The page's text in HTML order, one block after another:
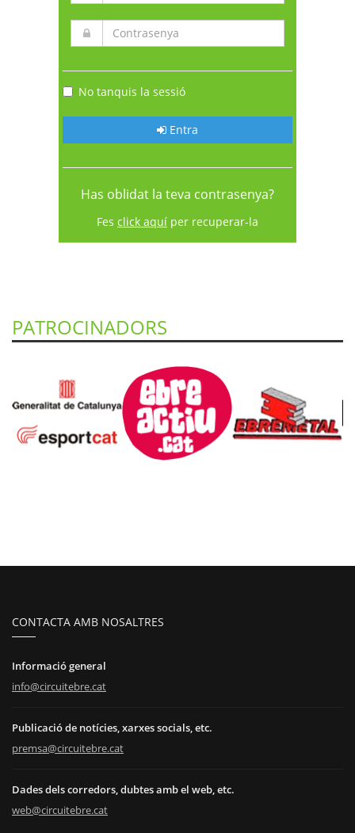
No tanquis la sessió
Entra
Has oblidat la teva contrasenya?
Fes click aquí per recuperar-la
PATROCINADORS
CONTACTA AMB NOSALTRES
Informació general
info@circuitebre.cat
Publicació de notícies, xarxes socials, etc.
premsa@circuitebre.cat
Dades dels corredors, dubtes amb el web, etc.
web@circuitebre.cat